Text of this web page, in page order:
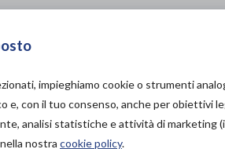
unisex a compressione graduata
E ACQUISTA IN
37,00€
impieghiamo cookie o strumenti
e, con il tuo consenso, anche per obiettivi
analisi statistiche e attività di marketing
nostra cookie policy.